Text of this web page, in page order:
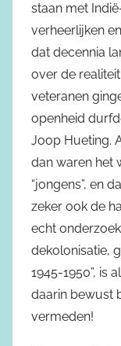
staan met
verheerlijken
dat decennia
over de
veteranen
openheid
Joop Hueting.
dan waren het
“jongens”, en
zeker ook de
echt
dekolonisatie,
1945-1950”, is
daarin bewust
vermeden!